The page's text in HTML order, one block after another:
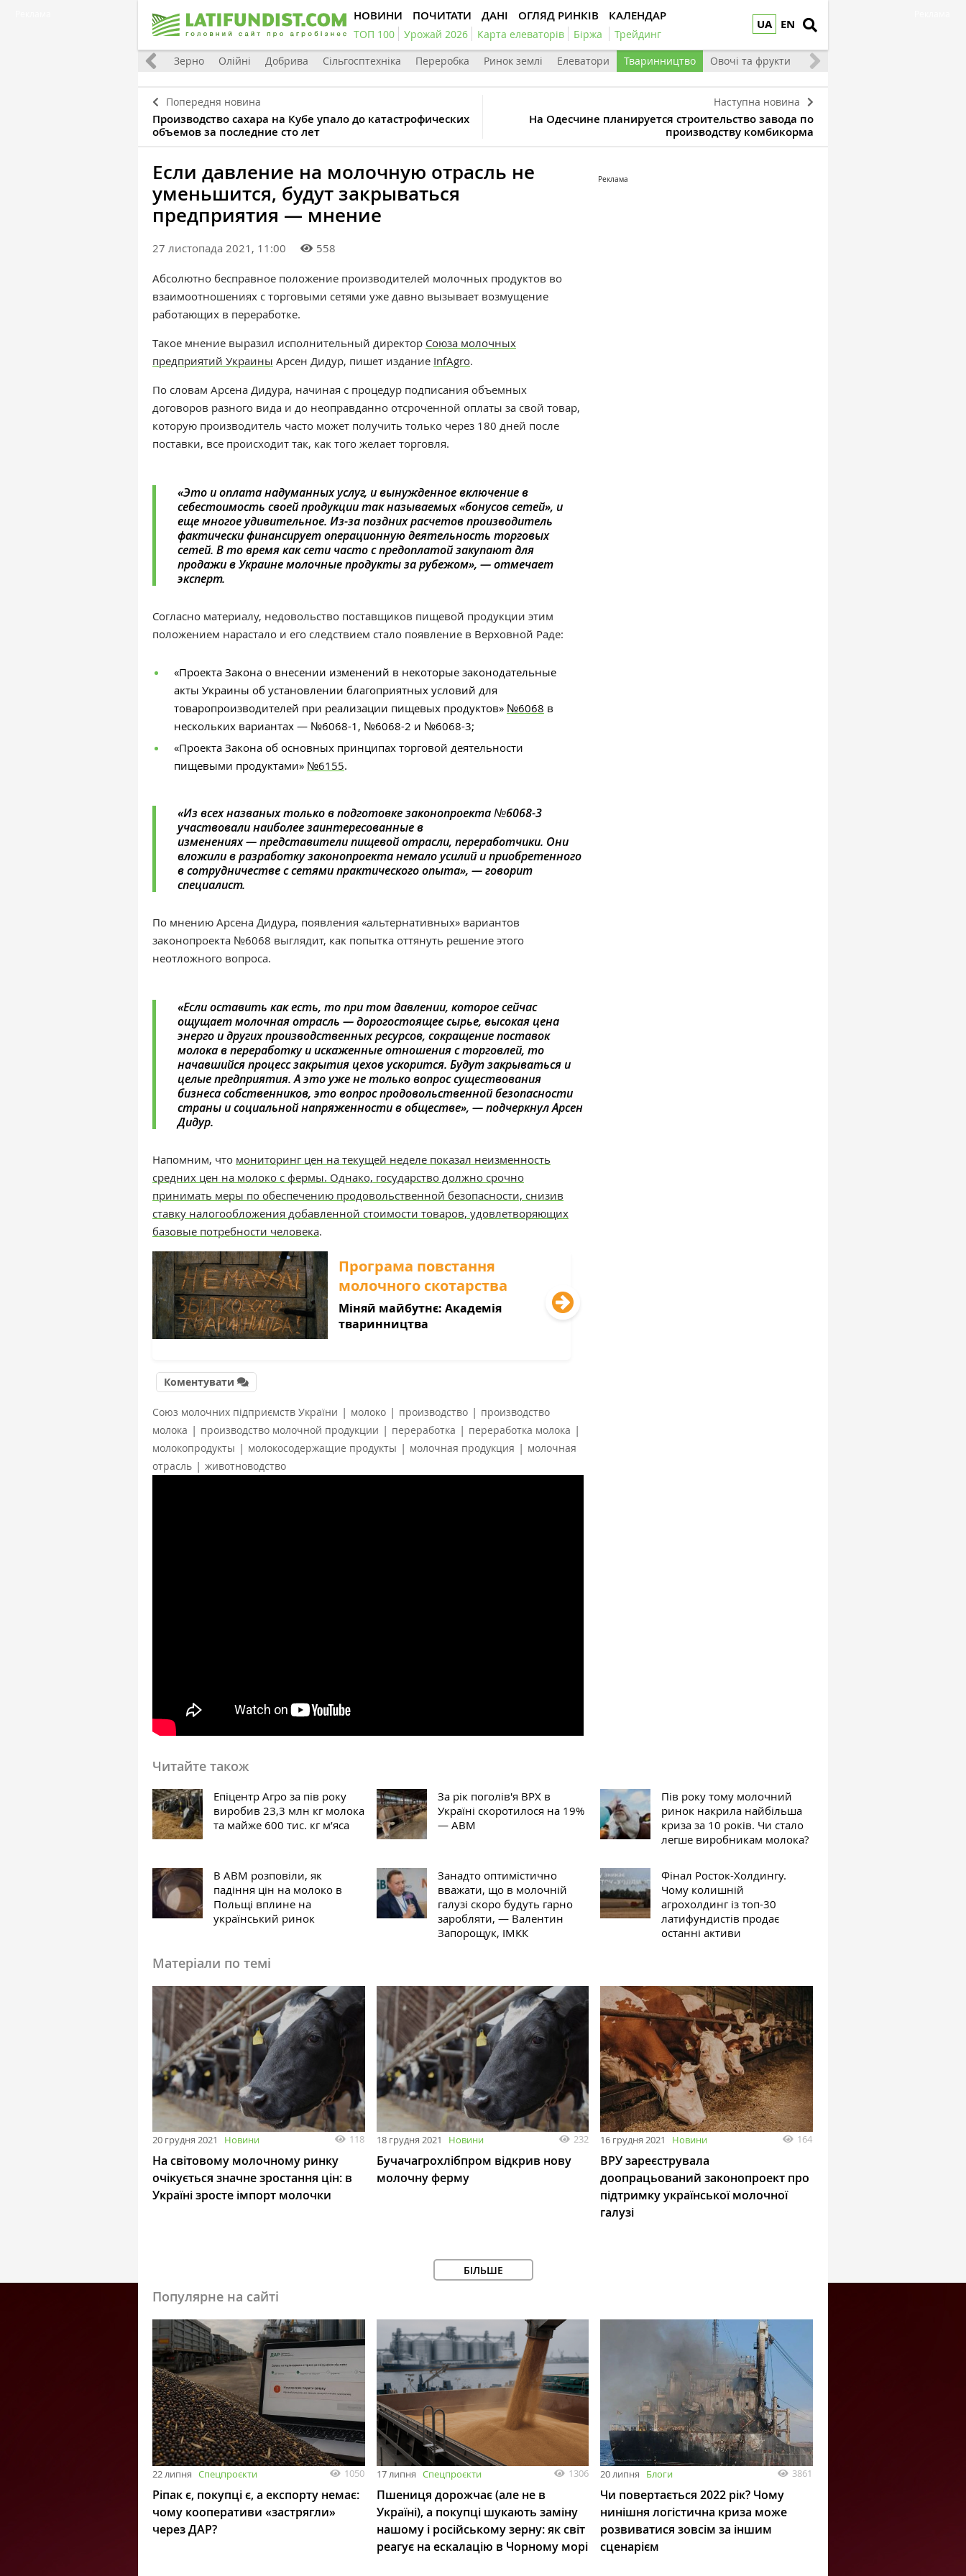
UA EN
НОВИНИ ПОЧИТАТИ ДАНІ ОГЛЯД РИНКІВ КАЛЕНДАР
ТОП 100 Урожай 2026 Карта елеваторів Біржа Трейдинг
Світ Зерно Олійні Добрива Сільгосптехніка Переробка Ринок землі Елеватори Тваринництво Овочі та фрукти
Попередня новина
Производство сахара на Кубе упало до катастрофических
объемов за последние сто лет
Наступна новина
На Одесчине планируется строительство завода по
производству комбикорма
Если давление на молочную отрасль не
уменьшится, будут закрываться
предприятия — мнение
27 листопада 2021, 11:00 558
Абсолютно бесправное положение производителей молочных продуктов во
взаимоотношениях с торговыми сетями уже давно вызывает возмущение
работающих в переработке.
Такое мнение выразил исполнительный директор Союза молочных
предприятий Украины Арсен Дидур, пишет издание InfAgro.
По словам Арсена Дидура, начиная с процедур подписания объемных
договоров разного вида и до неоправданно отсроченной оплаты за свой товар,
которую производитель часто может получить только через 180 дней после
поставки, все происходит так, как того желает торговля.
«Это и оплата надуманных услуг, и вынужденное включение в
себестоимость своей продукции так называемых «бонусов сетей», и
еще многое удивительное. Из-за поздних расчетов производитель
фактически финансирует операционную деятельность торговых
сетей. В то время как сети часто с предоплатой закупают для
продажи в Украине молочные продукты за рубежом», — отмечает
эксперт.
Согласно материалу, недовольство поставщиков пищевой продукции этим
положением нарастало и его следствием стало появление в Верховной Раде:
«Проекта Закона о внесении изменений в некоторые законодательные
акты Украины об установлении благоприятных условий для
товаропроизводителей при реализации пищевых продуктов» №6068 в
нескольких вариантах — №6068-1, №6068-2 и №6068-3;
«Проекта Закона об основных принципах торговой деятельности
пищевыми продуктами» №6155.
«Из всех названых только в подготовке законопроекта №6068-3
участвовали наиболее заинтересованные в
изменениях—представители пищевой отрасли, переработчики. Они
вложили в разработку законопроекта немало усилий и приобретенного
в сотрудничестве с сетями практического опыта», — говорит
специалист.
По мнению Арсена Дидура, появления «альтернативных» вариантов
законопроекта №6068 выглядит, как попытка оттянуть решение этого
неотложного вопроса.
«Если оставить как есть, то при том давлении, которое сейчас
ощущает молочная отрасль — дорогостоящее сырье, высокая цена
энерго и других производственных ресурсов, сокращение поставок
молока в переработку и искаженные отношения с торговлей, то
начавшийся процесс закрытия цехов ускорится. Будут закрываться и
целые предприятия. А это уже не только вопрос существования
бизнеса собственников, это вопрос продовольственной безопасности
страны и социальной напряженности в обществе», — подчеркнул Арсен
Дидур.
Напомним, что мониторинг цен на текущей неделе показал неизменность
средних цен на молоко с фермы. Однако, государство должно срочно
принимать меры по обеспечению продовольственной безопасности, снизив
ставку налогообложения добавленной стоимости товаров, удовлетворяющих
базовые потребности человека.
Програма повстання
молочного скотарства
Міняй майбутнє: Академія
тваринництва
Коментувати
Союз молочних підприємств України | молоко | производство | производство
молока | производство молочной продукции | переработка | переработка молока |
молокопродукты | молокосодержащие продукты | молочная продукция | молочная
отрасль | животноводство
Реклама
Читайте також
Епіцентр Агро за пів року
виробив 23,3 млн кг молока
та майже 600 тис. кг м’яса
За рік поголів'я ВРХ в
Україні скоротилося на 19%
— АВМ
Пів року тому молочний
ринок накрила найбільша
криза за 10 років. Чи стало
легше виробникам молока?
В АВМ розповіли, як
падіння цін на молоко в
Польщі вплине на
український ринок
Занадто оптимістично
вважати, що в молочній
галузі скоро будуть гарно
заробляти, — Валентин
Запорощук, ІМКК
Фінал Росток-Холдингу.
Чому колишній
агрохолдинг із топ-30
латифундистів продає
останні активи
Матеріали по темі
20 грудня 2021 Новини 118
На світовому молочному ринку
очікується значне зростання цін: в
Україні зросте імпорт молочки
18 грудня 2021 Новини 232
Бучачагрохлібпром відкрив нову
молочну ферму
16 грудня 2021 Новини 164
ВРУ зареєструвала
доопрацьований законопроект про
підтримку української молочної
галузі
БІЛЬШЕ
Популярне на сайті
22 липня Спецпроєкти 1050
Ріпак є, покупці є, а експорту немає:
чому кооперативи «застрягли»
через ДАР?
17 липня Спецпроєкти 1306
Пшениця дорожчає (але не в
Україні), а покупці шукають заміну
нашому і російському зерну: як світ
реагує на ескалацію в Чорному морі
20 липня Блоги 3861
Чи повертається 2022 рік? Чому
нинішня логістична криза може
розвиватися зовсім за іншим
сценарієм